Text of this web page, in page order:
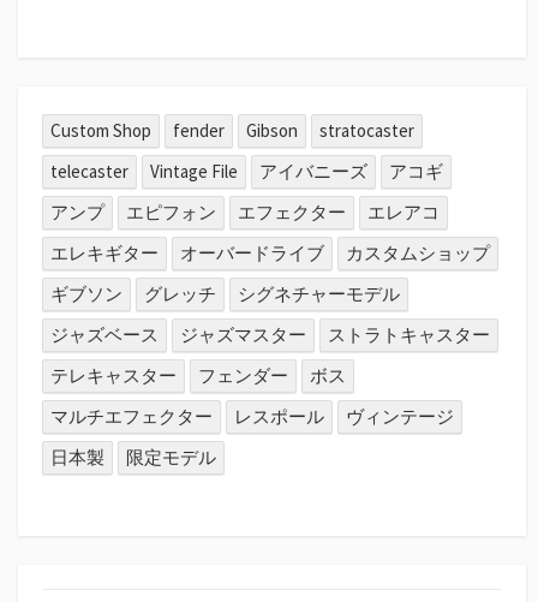
Custom Shop fender Gibson
stratocaster
telecaster
Vintage File アイバニーズ
アコギ
アンプ
エピフォン エフェクター
エレアコ
エレキギター
オーバードライブ
カスタムショップ
ギブソン
グレッチ
シグネチャーモデル
ジャズベース
ジャズマスター
ストラトキャスター
テレキャスター
フェンダー
ボス
マルチエフェクター
レスポール
ヴィンテージ
日本製
限定モデル